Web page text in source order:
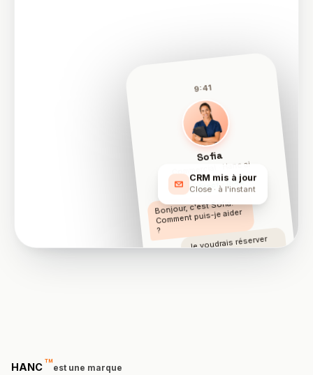
CRM mis à jour
Close · à l'instant
9:41
Sofia
Commercial · Hanc.ai
En direct · 0:42
Bonjour, c'est Sofia.
Comment puis-je aider
?
Je voudrais réserver
HANC™
trademarkest une marque